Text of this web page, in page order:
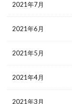
2021年7月
2021年6月
2021年5月
2021年4月
2021年3月